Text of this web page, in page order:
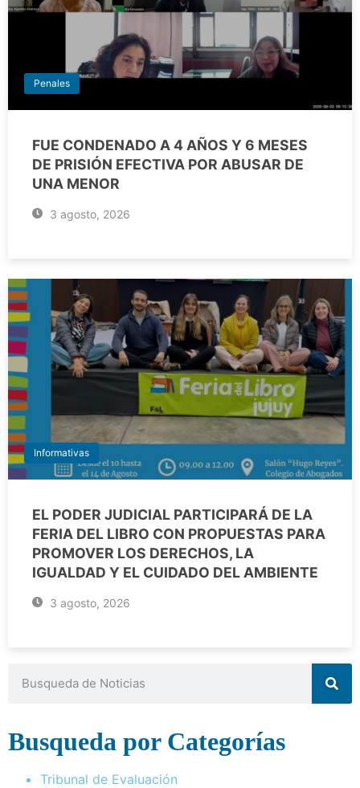
Penales
FUE CONDENADO A 4 AÑOS Y 6 MESES
DE PRISIÓN EFECTIVA POR ABUSAR DE
UNA MENOR
3 agosto, 2026
Informativas
EL PODER JUDICIAL PARTICIPARÁ DE LA
FERIA DEL LIBRO CON PROPUESTAS PARA
PROMOVER LOS DERECHOS, LA
IGUALDAD Y EL CUIDADO DEL AMBIENTE
3 agosto, 2026
Busqueda por Categorías
Tribunal de Evaluación